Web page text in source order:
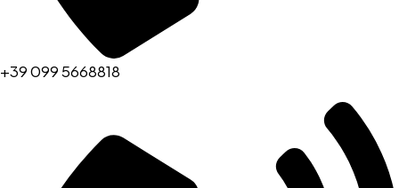
+39 099 5668818